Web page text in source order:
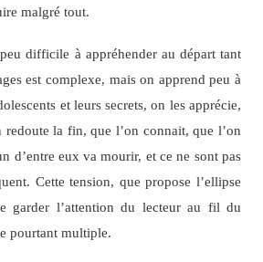
malgré tout.
difficile à appréhender au départ tant
est complexe, mais on apprend peu à
et leurs secrets, on les apprécie,
la fin, que l’on connait, que l’on
d’entre eux va mourir, et ce ne sont pas
Cette tension, que propose l’ellipse
garder l’attention du lecteur au fil du
pourtant multiple.